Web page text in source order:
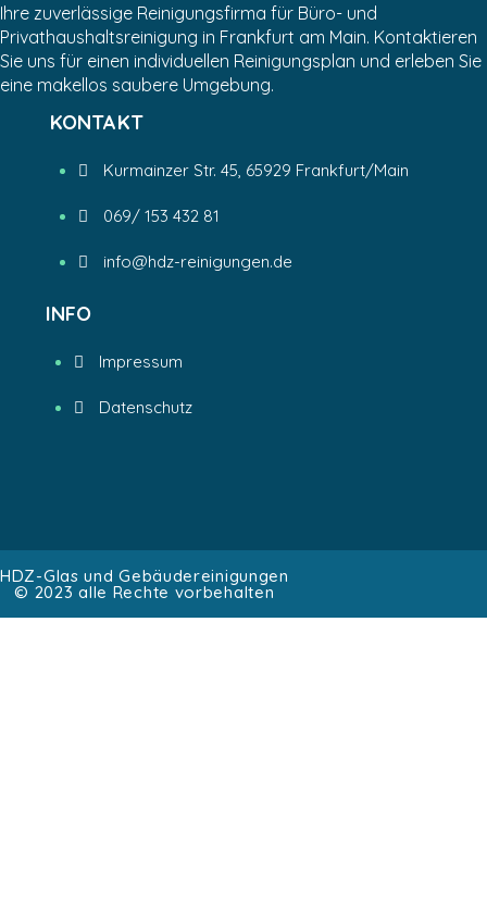
Ihre zuverlässige Reinigungsfirma für Büro- und
Privathaushaltsreinigung in Frankfurt am Main. Kontaktieren
Sie uns für einen individuellen Reinigungsplan und erleben Sie
eine makellos saubere Umgebung.
KONTAKT
Kurmainzer Str. 45, 65929 Frankfurt/Main
069/ 153 432 81
info@hdz-reinigungen.de
INFO
Impressum
Datenschutz
HDZ-Glas und Gebäudereinigungen
© 2023 alle Rechte vorbehalten